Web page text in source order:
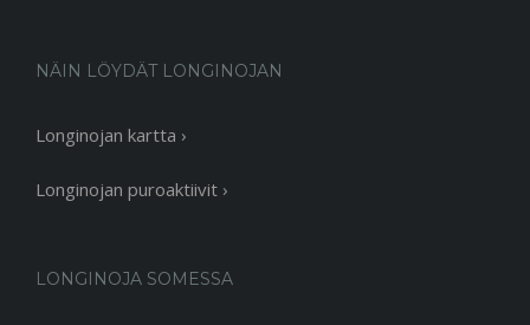
NÄIN LÖYDÄT LONGINOJAN
Longinojan kartta ›
Longinojan puroaktiivit ›
LONGINOJA SOMESSA